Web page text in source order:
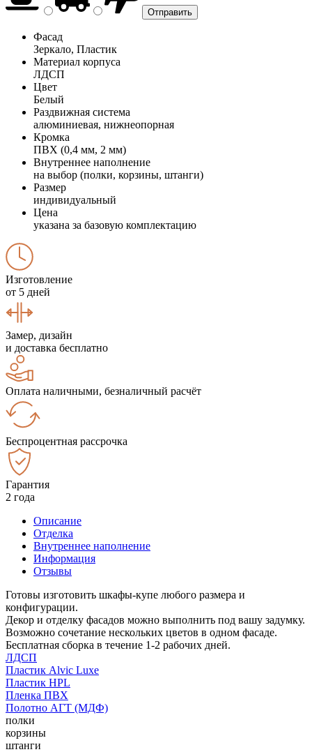
Фасад
Зеркало, Пластик
Материал корпуса
ЛДСП
Цвет
Белый
Раздвижная система
алюминиевая, нижнеопорная
Кромка
ПВХ (0,4 мм, 2 мм)
Внутреннее наполнение
на выбор (полки, корзины, штанги)
Размер
индивидуальный
Цена
указана за базовую комплектацию
Изготовление
от 5 дней
Замер, дизайн
и доставка бесплатно
Оплата наличными, безналичный расчёт
Беспроцентная рассрочка
Гарантия
2 года
Описание
Отделка
Внутреннее наполнение
Информация
Отзывы
Готовы изготовить шкафы-купе любого размера и
конфигурации.
Декор и отделку фасадов можно выполнить под вашу задумку.
Возможно сочетание нескольких цветов в одном фасаде.
Бесплатная сборка в течение 1-2 рабочих дней.
ЛДСП
Пластик Alvic Luxe
Пластик HPL
Пленка ПВХ
Полотно АГТ (МДФ)
полки
корзины
штанги